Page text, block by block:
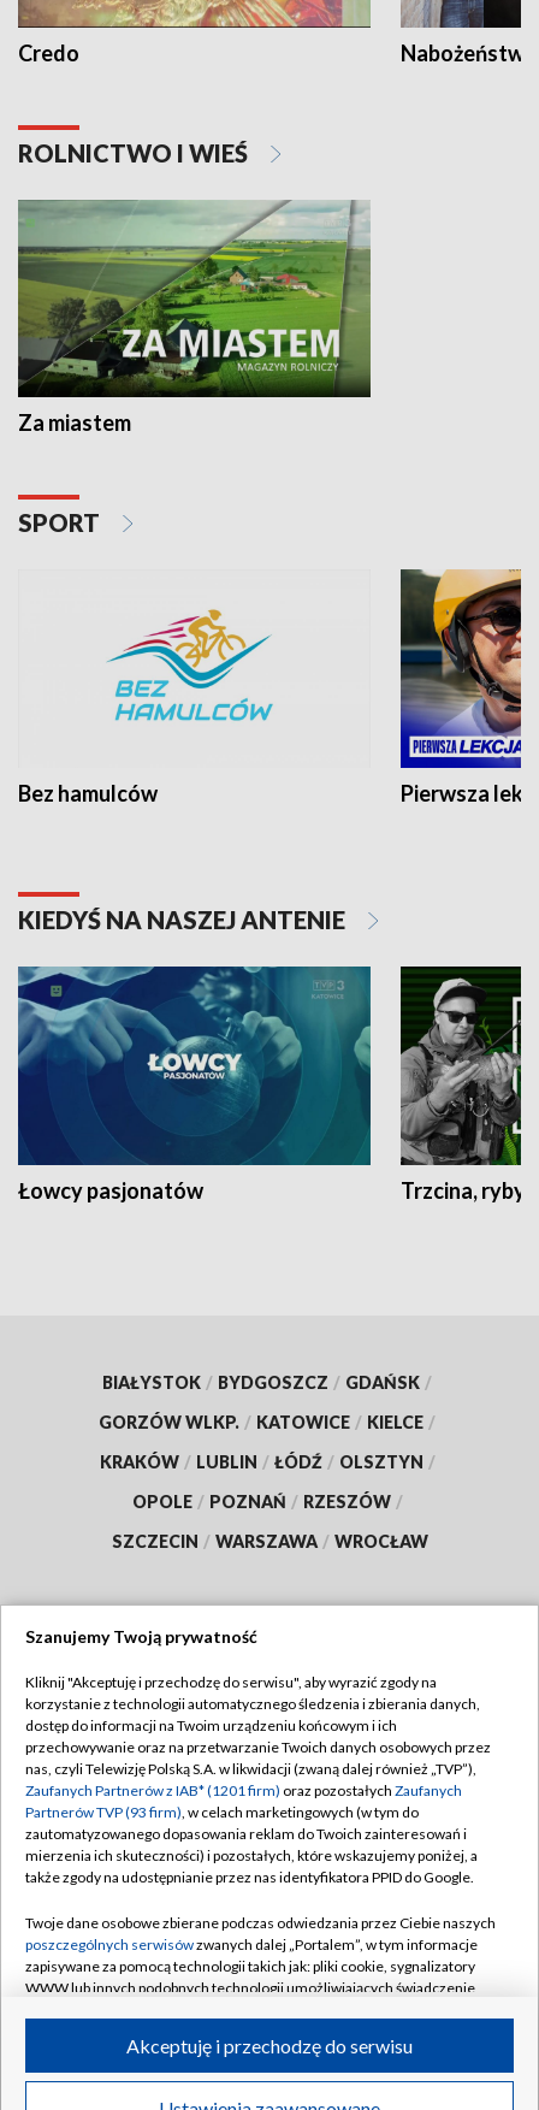
Credo
ROLNICTWO I WIEŚ
Za miastem
SPORT
Bez hamulców Pierwsza
KIEDYŚ NA NASZEJ ANTENIE
Łowcy pasjonatów Trzcina, ryby
BIAŁYSTOK / BYDGOSZCZ / GDAŃSK /
GORZÓW WLKP. / KATOWICE / KIELCE /
KRAKÓW / LUBLIN / ŁÓDŹ / OLSZTYN /
OPOLE / POZNAŃ / RZESZÓW /
SZCZECIN / WARSZAWA / WROCŁAW
TVP
Abonament TVP
Emisja w TVP
Centrum informacji TVP
Naziemna Telewizja Cyfrowa
Rada Programowa
System NOS
Informacje o nadawcy
Program dla prasy
Regulamin TVP
Polityka prywatności
Moje zgody
Pomoc
Kontakt
Kanały
©2026 Telewizja Polska S.A. w likwidacji
Szanujemy Twoją prywatność
Kliknij "Akceptuję i przechodzę do serwisu", aby wyrazić zgody na
korzystanie z technologii automatycznego śledzenia i zbierania danych,
dostęp do informacji na Twoim urządzeniu końcowym i ich
przechowywanie oraz na przetwarzanie Twoich danych osobowych przez
nas, czyli Telewizję Polską S.A. w likwidacji (zwaną dalej również „TVP”),
Zaufanych Partnerów z IAB* (1201 firm) oraz pozostałych Zaufanych
Partnerów TVP (93 firm), w celach marketingowych (w tym do
zautomatyzowanego dopasowania reklam do Twoich zainteresowań i
mierzenia ich skuteczności) i pozostałych, które wskazujemy poniżej, a
także zgody na udostępnianie przez nas identyfikatora PPID do Google.
Twoje dane osobowe zbierane podczas odwiedzania przez Ciebie naszych
poszczególnych serwisówzwanych dalej „Portalem”, w tym informacje
zapisywane za pomocą technologii takich jak: pliki cookie, sygnalizatory
WWW lub innych podobnych technologii umożliwiających świadczenie
ruchu w Internecie.
Twoje dane osobowe zbierane podczas odwiedzania przez Ciebie
Akceptuję i przechodzę do serwisu